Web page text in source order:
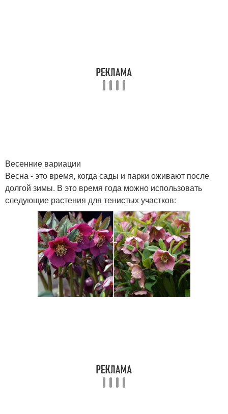
Весенние вариации
Весна - это время, когда сады и парки оживают после
долгой зимы. В это время года можно использовать
следующие растения для тенистых участков: